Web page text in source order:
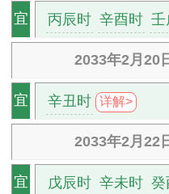
宜 丙辰时 辛酉时
2033年2月20
宜 辛丑时 详解>
2033年2月22
宜 戊辰时 辛未时